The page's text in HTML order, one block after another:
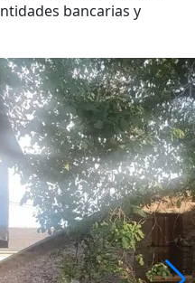
bancarias y